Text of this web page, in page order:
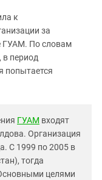
В ЧЕЧНЕ
АКТИВИСТОВ
И ПРОТЕСТЫ
к
за
ГУАМ. По словам
период
попытается
ГУАМ входят
Организация
С 1999 по 2005 в
тогда
целями